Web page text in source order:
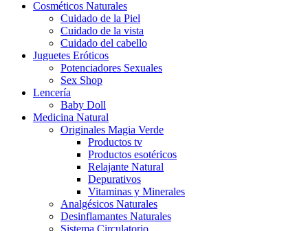
Cosméticos Naturales
Cuidado de la Piel
Cuidado de la vista
Cuidado del cabello
Juguetes Eróticos
Potenciadores Sexuales
Sex Shop
Lencería
Baby Doll
Medicina Natural
Originales Magia Verde
Productos tv
Productos esotéricos
Relajante Natural
Depurativos
Vitaminas y Minerales
Analgésicos Naturales
Desinflamantes Naturales
Sistema Circulatorio